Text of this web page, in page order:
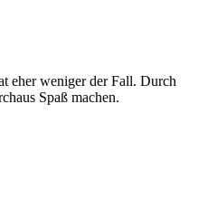
eher weniger der Fall. Durch
Spaß machen.